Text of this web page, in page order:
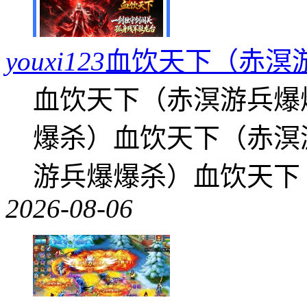
youxi123血饮天下（赤溟
血饮天下（赤溟游兵
爆杀）血饮天下（赤
游兵爆爆杀）血饮天
2026-08-06